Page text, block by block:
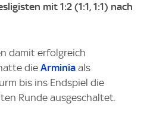
mit 1:2 (1:1, 1:1) nach
damit erfolgreich
die Arminia als
bis ins Endspiel die
Runde ausgeschaltet.